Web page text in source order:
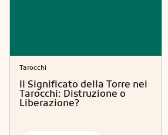
Tarocchi
Il Significato della Torre nei
Tarocchi: Distruzione o
Liberazione?